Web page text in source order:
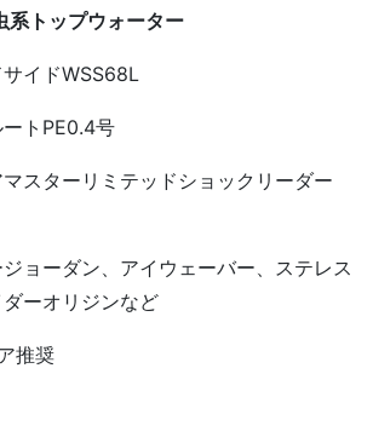
トップウォーター
イドWSS68L
トPE0.4号
スターリミテッドショックリーダー
ョーダン、アイウェーバー、ステレス
ーオリジンなど
推奨